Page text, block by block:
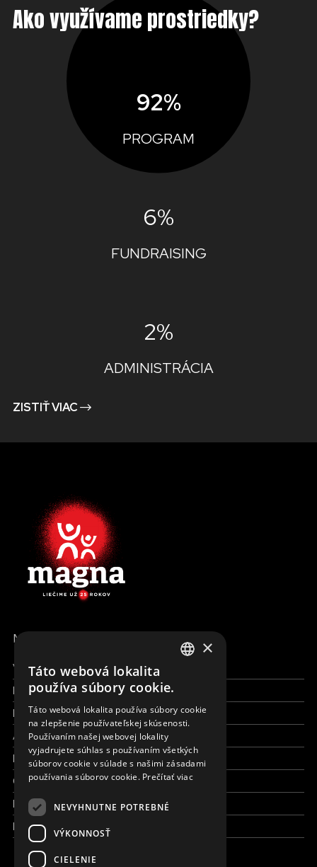
Ako využívame prostriedky?
92%
PROGRAM
6%
FUNDRAISING
2%
ADMINISTRÁCIA
ZISTIŤ VIAC
MENU
Všetky formy pomoci
Financie a reporty
Pracujte s nami
Aktuálne
Kto sme
Čo robíme
Kde robíme
Kontaktujte nás
CZECH
FRENCH
×
Táto webová lokalita
používa súbory cookie.
Táto webová lokalita používa súbory cookie
na zlepšenie používateľskej skúsenosti.
Používaním našej webovej lokality
vyjadrujete súhlas s používaním všetkých
súborov cookie v súlade s našimi zásadami
používania súborov cookie. Prečítať viac
NEVYHNUTNE POTREBNÉ
VÝKONNOSŤ
CIELENIE